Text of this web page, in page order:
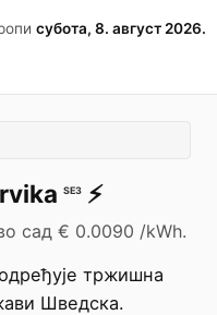
субота, 8. август 2026.
SE3 ⚡️
сад € 0.0090 /kWh.
тржишна
Шведска.